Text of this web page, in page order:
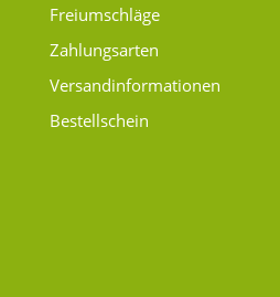
Freiumschläge
Zahlungsarten
Versand­informationen
Bestellschein